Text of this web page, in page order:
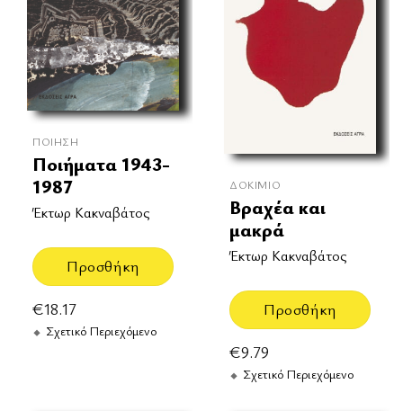
ΠΟΊΗΣΗ
Ποιήματα 1943-
1987
Έκτωρ Κακναβάτος
Προσθήκη
€18.17
Σχετικό Περιεχόμενο
ΔΟΚΊΜΙΟ
Βραχέα και
μακρά
Έκτωρ Κακναβάτος
Προσθήκη
€9.79
Σχετικό Περιεχόμενο